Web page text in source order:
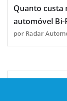
Quanto custa
automóvel Bi-
por Radar